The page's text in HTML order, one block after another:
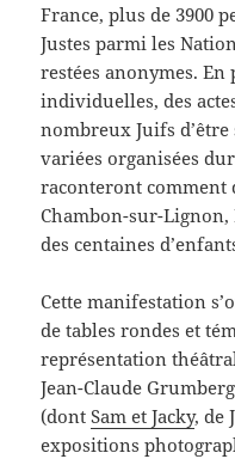
France, plus de 3900
Justes parmi les
restées anonymes. En
individuelles, des
nombreux Juifs
variées organisées
raconteront comment
Chambon-sur-
des centaines
Cette manifestation
de tables rondes et
représentation
Jean-Claude
(dontSam et Jacky, de
expositions